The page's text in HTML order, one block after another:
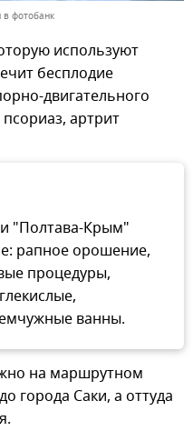
в фотобанк
используют
бесплодие
двигательного
артрит
"Полтава-Крым"
рапное орошение,
процедуры,
ванны.
на маршрутном
города Саки, а оттуда